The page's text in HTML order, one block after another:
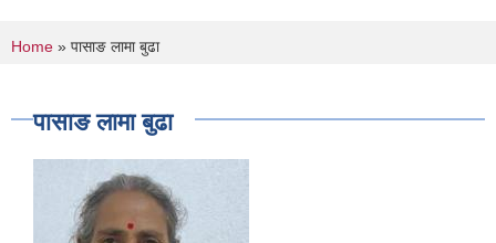
You are here
Home » पासाङ लामा बुढा
पासाङ लामा बुढा